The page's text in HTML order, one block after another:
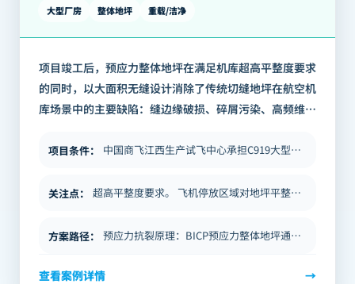
大型厂房 整体地坪 重载/洁净
项目竣工后，预应力整体地坪在满足机库超高平整度要求
的同时，以大面积无缝设计消除了传统切缝地坪在航空机
库场景中的主要缺陷：缝边缘破损、碎屑污染、高频维
机库对清洁度与地面稳定性的长期运营要求…
项目条件： 中国商飞江西生产试飞中心承担C919大型客机的生产总装、地面测试及交付前试飞等核心业务，是C919全生命周期质量管理…
关注点： 超高平整度要求。 飞机停放区域对地坪平整度的要求以FF值（地面平整度）和FL值（地面水平度）计量，标准显著高于一般工…
方案路径： 预应力抗裂原理：BICP预应力整体地坪通过在地坪板内施加双向预应力，主动平衡混凝土的收缩应力，从根本上减少了收缩裂缝…
查看案例详情 →